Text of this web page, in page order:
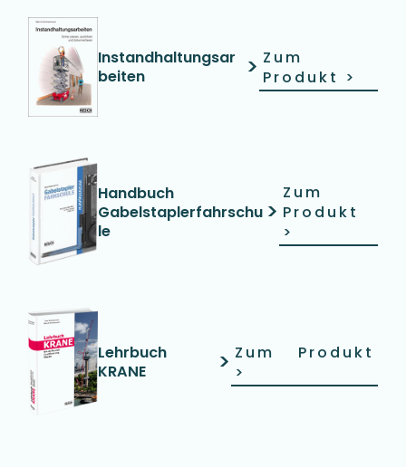
Instandhaltungsar
beiten
> Zum
Produkt >
Handbuch
Gabelstaplerfahrschu
le
>
Zum
Produkt
>
Lehrbuch
KRANE
> Zum Produkt
>